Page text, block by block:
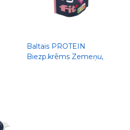
Baltais PROTEIN
Biezp.krēms Zemeņu,